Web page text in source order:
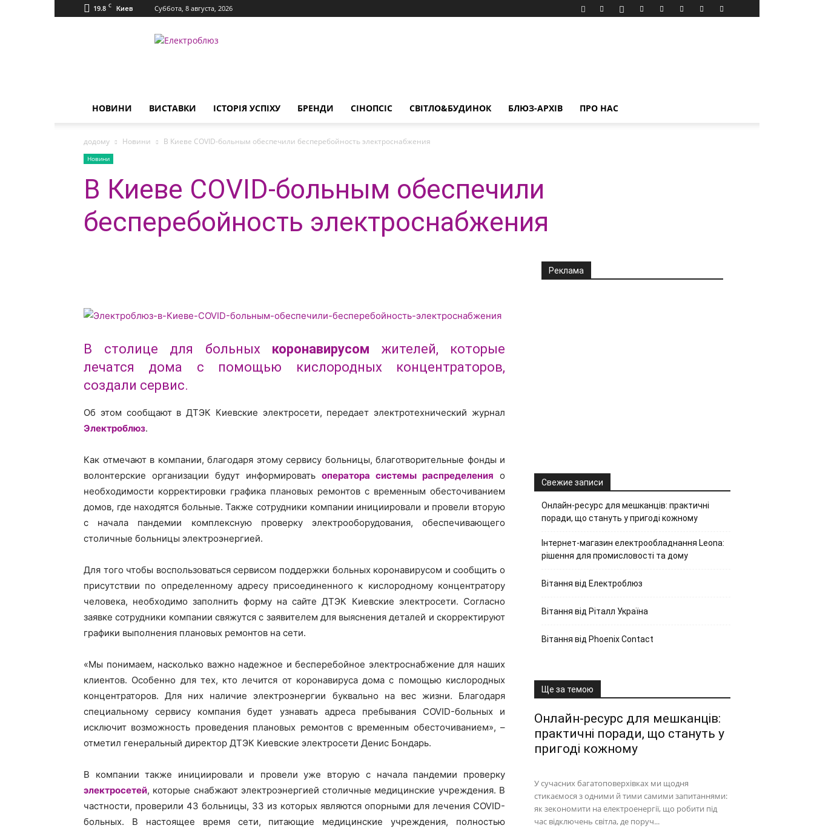
19.8 C Киев Суббота, 8 августа, 2026
Електроблюз
НОВИНИ ВИСТАВКИ ІСТОРІЯ УСПІХУ БРЕНДИ СІНОПСІС СВІТЛО&БУДИНОК БЛЮЗ-АРХІВ ПРО НАС
додому Новини В Киеве COVID-больным обеспечили бесперебойность электроснабжения
Новини
В Киеве COVID-больным обеспечили
бесперебойность электроснабжения
В столице для больных коронавирусом жителей, которые
лечатся дома с помощью кислородных концентраторов,
создали сервис.
Об этом сообщают в ДТЭК Киевские электросети, передает электротехнический журнал
Электроблюз.
Как отмечают в компании, благодаря этому сервису больницы, благотворительные фонды и
волонтерские организации будут информировать оператора системы распределения о
необходимости корректировки графика плановых ремонтов с временным обесточиванием
домов, где находятся больные. Также сотрудники компании инициировали и провели вторую
с начала пандемии комплексную проверку электрооборудования, обеспечивающего
столичные больницы электроэнергией.
Для того чтобы воспользоваться сервисом поддержки больных коронавирусом и сообщить о
присутствии по определенному адресу присоединенного к кислородному концентратору
человека, необходимо заполнить форму на сайте ДТЭК Киевские электросети. Согласно
заявке сотрудники компании свяжутся с заявителем для выяснения деталей и скорректируют
графики выполнения плановых ремонтов на сети.
«Мы понимаем, насколько важно надежное и бесперебойное электроснабжение для наших
клиентов. Особенно для тех, кто лечится от коронавируса дома с помощью кислородных
концентраторов. Для них наличие электроэнергии буквально на вес жизни. Благодаря
специальному сервису компания будет узнавать адреса пребывания COVID-больных и
исключит возможность проведения плановых ремонтов с временным обесточиванием», –
отметил генеральный директор ДТЭК Киевские электросети Денис Бондарь.
В компании также инициировали и провели уже вторую с начала пандемии проверку
электросетей, которые снабжают электроэнергией столичные медицинские учреждения. В
частности, проверили 43 больницы, 33 из которых являются опорными для лечения COVID-
больных. В настоящее время сети, питающие медицинские учреждения, полностью
Реклама
Свежие записи
Онлайн-ресурс для мешканців: практичні
поради, що стануть у пригоді кожному
Інтернет-магазин електрообладнання Leona:
рішення для промисловості та дому
Вітання від Електроблюз
Вітання від Ріталл Україна
Вітання від Phoenix Contact
Ще за темою
Онлайн-ресурс для мешканців:
практичні поради, що стануть у
пригоді кожному
У сучасних багатоповерхівках ми щодня
стикаємося з одними й тими самими запитаннями:
як зекономити на електроенергії, що робити під
час відключень світла, де поруч...